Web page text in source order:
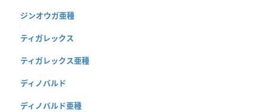
ジンオウガ亜種
ティガレックス
ティガレックス亜種
ディノバルド
ディノバルド亜種